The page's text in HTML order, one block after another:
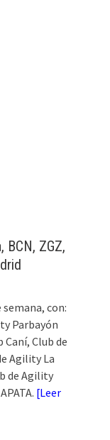
BCN, ZGZ,
con:
Parbayón
Club de
Agility La
de Agility
[Leer